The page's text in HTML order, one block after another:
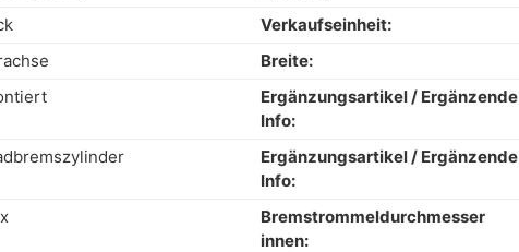
Verkaufseinheit:
Breite:
Ergänzungsartikel / Ergänzende
Info:
Ergänzungsartikel / Ergänzende
Info:
Bremstrommeldurchmesser
innen: